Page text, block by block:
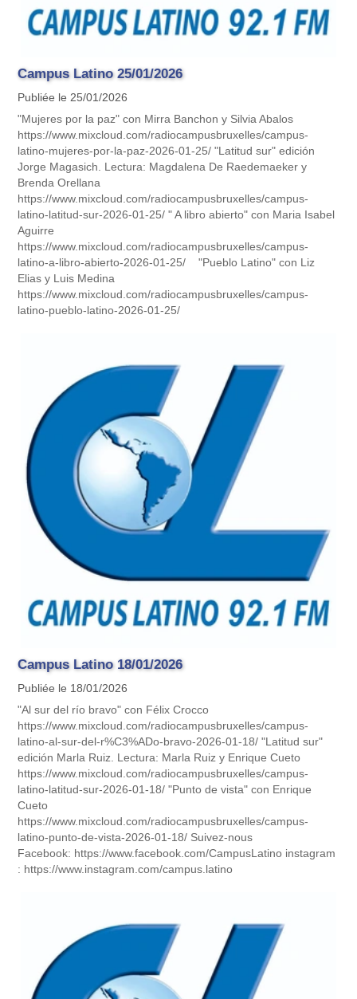
Campus Latino 25/01/2026
Publiée le 25/01/2026
"Mujeres por la paz" con Mirra Banchon y Silvia Abalos
https://www.mixcloud.com/radiocampusbruxelles/campus-
latino-mujeres-por-la-paz-2026-01-25/ "Latitud sur" edición
Jorge Magasich. Lectura: Magdalena De Raedemaeker y
Brenda Orellana
https://www.mixcloud.com/radiocampusbruxelles/campus-
latino-latitud-sur-2026-01-25/ " A libro abierto" con Maria Isabel
Aguirre
https://www.mixcloud.com/radiocampusbruxelles/campus-
latino-a-libro-abierto-2026-01-25/ "Pueblo Latino" con Liz
Elias y Luis Medina
https://www.mixcloud.com/radiocampusbruxelles/campus-
latino-pueblo-latino-2026-01-25/
Campus Latino 18/01/2026
Publiée le 18/01/2026
"Al sur del río bravo" con Félix Crocco
https://www.mixcloud.com/radiocampusbruxelles/campus-
latino-al-sur-del-r%C3%ADo-bravo-2026-01-18/ "Latitud sur"
edición Marla Ruiz. Lectura: Marla Ruiz y Enrique Cueto
https://www.mixcloud.com/radiocampusbruxelles/campus-
latino-latitud-sur-2026-01-18/ "Punto de vista" con Enrique
Cueto
https://www.mixcloud.com/radiocampusbruxelles/campus-
latino-punto-de-vista-2026-01-18/ Suivez-nous
Facebook: https://www.facebook.com/CampusLatino instagram
: https://www.instagram.com/campus.latino